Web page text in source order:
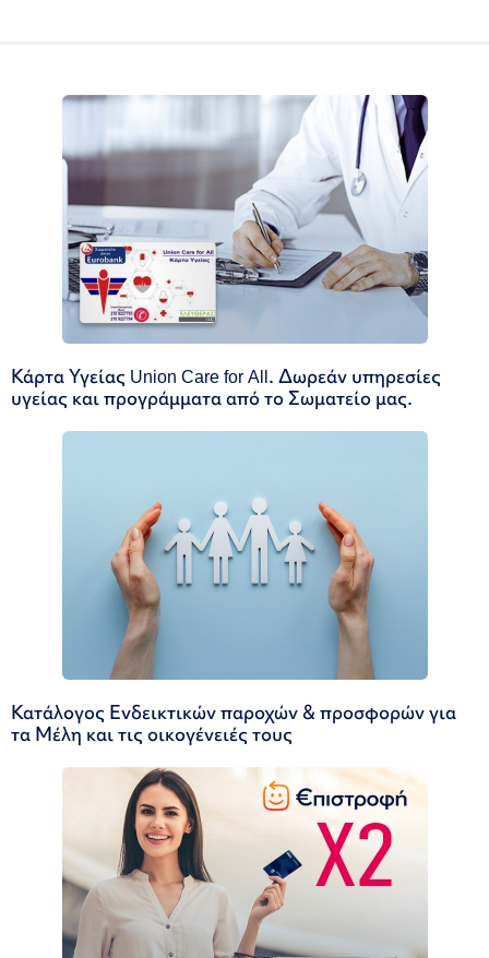
Κάρτα Υγείας Union Care for All. Δωρεάν υπηρεσίες
υγείας και προγράμματα από το Σωματείο μας.
Κατάλογος Ενδεικτικών παροχών & προσφορών για
τα Μέλη και τις οικογένειές τους